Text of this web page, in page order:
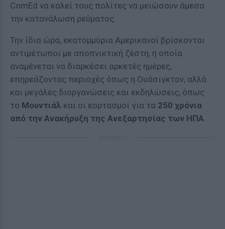
ComEd να καλεί τους πολίτες να μειώσουν άμεσα
την κατανάλωση ρεύματος.
Την ίδια ώρα, εκατομμύρια Αμερικανοί βρίσκονται
αντιμέτωποι με αποπνικτική ζέστη, η οποία
αναμένεται να διαρκέσει αρκετές ημέρες,
επηρεάζοντας περιοχές όπως η Ουάσιγκτον, αλλά
και μεγάλες διοργανώσεις και εκδηλώσεις, όπως
το Μουντιάλ και οι εορτασμοί για τα 250 χρόνια
από την Ανακήρυξη της Ανεξαρτησίας των ΗΠΑ.